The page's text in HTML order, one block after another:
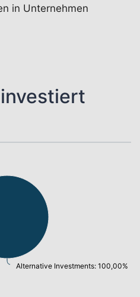
in Unternehmen
Alternative Investments: 100,00%